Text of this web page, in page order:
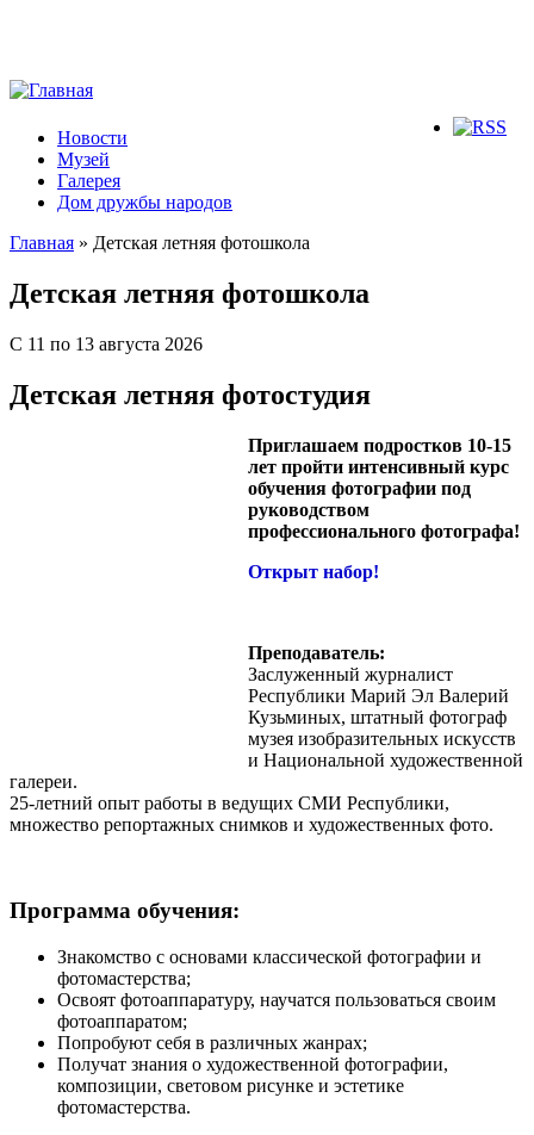
Новости
Музей
Галерея
Дом дружбы народов
Главная » Детская летняя фотошкола
Детская летняя фотошкола
С 11 по 13 августа 2026
Детская летняя фотостудия
Приглашаем подростков 10-15
лет пройти интенсивный курс
обучения фотографии под
руководством
профессионального фотографа!
Открыт набор!
Преподаватель:
Заслуженный журналист
Республики Марий Эл Валерий
Кузьминых, штатный фотограф
музея изобразительных искусств
и Национальной художественной
галереи.
25-летний опыт работы в ведущих СМИ Республики,
множество репортажных снимков и художественных фото.
Программа обучения:
Знакомство с основами классической фотографии и
фотомастерства;
Освоят фотоаппаратуру, научатся пользоваться своим
фотоаппаратом;
Попробуют себя в различных жанрах;
Получат знания о художественной фотографии,
композиции, световом рисунке и эстетике
фотомастерства.